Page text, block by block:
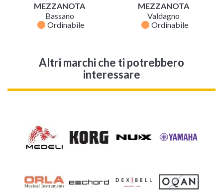
MEZZANOTA
Bassano
fiber_manual_record Ordinabile
MEZZANOTA
Valdagno
fiber_manual_record Ordinabile
Altri marchi che ti potrebbero
interessare